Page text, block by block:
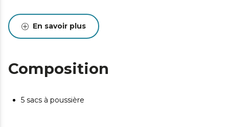
En savoir plus
Composition
5 sacs à poussière